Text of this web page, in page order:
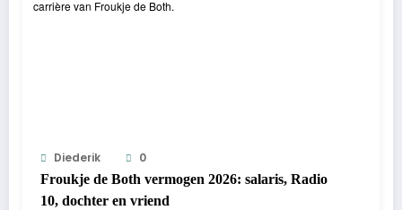
Diederik
0
Froukje de Both vermogen 2026: salaris, Radio
10, dochter en vriend